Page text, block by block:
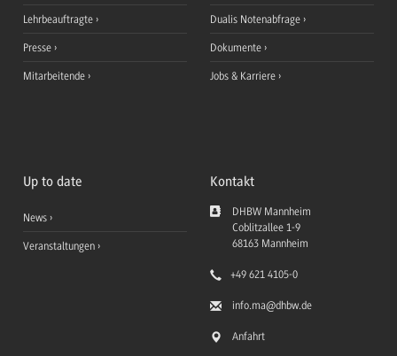
Lehrbeauftragte
Presse
Mitarbeitende
Dualis Notenabfrage
Dokumente
Jobs & Karriere
Up to date
News
Veranstaltungen
Kontakt
DHBW Mannheim
Coblitzallee 1-9
68163 Mannheim
+49 621 4105-0
info.ma@dhbw.de
Anfahrt